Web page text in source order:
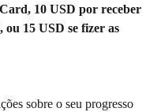
10 USD por receber
15 USD se fizer as
sobre o seu progresso